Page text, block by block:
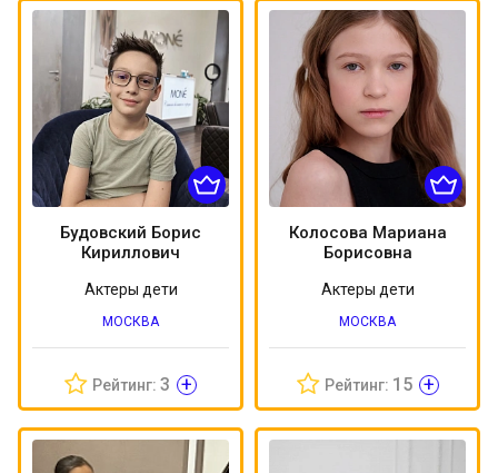
Будовский Борис
Кириллович
Актеры дети
МОСКВА
Рейтинг: 3 +
Колосова Мариана
Борисовна
Актеры дети
МОСКВА
Рейтинг: 15 +